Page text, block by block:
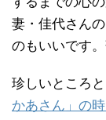
妻・佳代さん
のもいいです
珍しいところ
かあさん」の